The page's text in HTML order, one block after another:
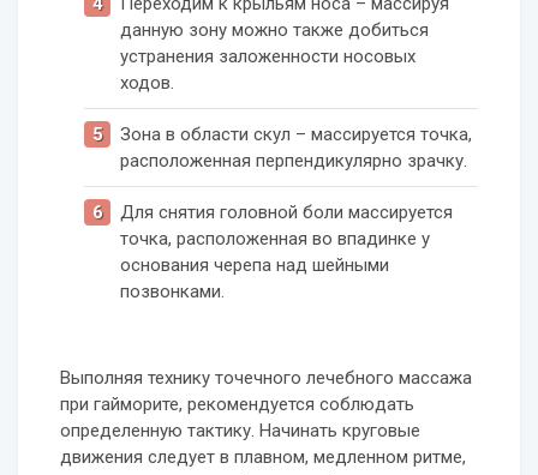
данную зону можно также добиться
устранения заложенности носовых
ходов.
Зона в области скул – массируется точка,
расположенная перпендикулярно зрачку.
Для снятия головной боли массируется
точка, расположенная во впадинке у
основания черепа над шейными
позвонками.
Выполняя технику точечного лечебного массажа
при гайморите, рекомендуется соблюдать
определенную тактику. Начинать круговые
движения следует в плавном, медленном ритме,